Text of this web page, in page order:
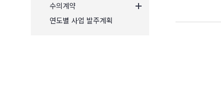
수의계약
연도별 사업 발주계획